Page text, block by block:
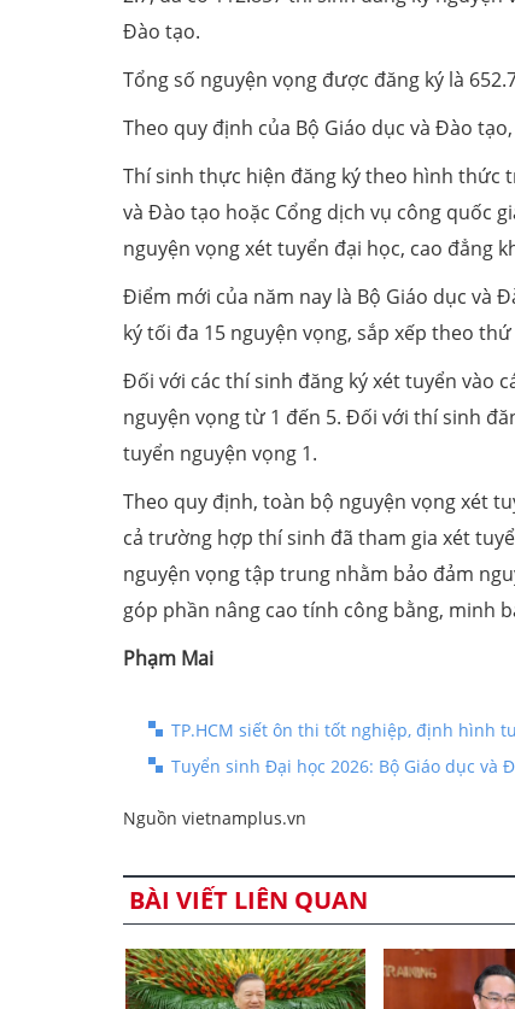
Đào tạo.
Tổng số nguyện vọng được đăng ký là
Theo quy định của Bộ Giáo dục và Đào
Thí sinh thực hiện đăng ký theo hình thức
và Đào tạo hoặc Cổng dịch vụ công quốc
nguyện vọng xét tuyển đại học, cao đẳng
Điểm mới của năm nay là Bộ Giáo dục và
ký tối đa 15 nguyện vọng, sắp xếp theo
Đối với các thí sinh đăng ký xét tuyển vào
nguyện vọng từ 1 đến 5. Đối với thí sinh
tuyển nguyện vọng 1.
Theo quy định, toàn bộ nguyện vọng xét
cả trường hợp thí sinh đã tham gia xét
nguyện vọng tập trung nhằm bảo đảm
góp phần nâng cao tính công bằng, minh
Phạm Mai
TP.HCM siết ôn thi tốt nghiệp, định hình
Tuyển sinh Đại học 2026: Bộ Giáo dục và
Nguồn vietnamplus.vn
BÀI VIẾT LIÊN QUAN